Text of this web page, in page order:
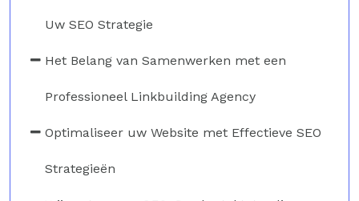
Uw SEO Strategie
Het Belang van Samenwerken met een
Professioneel Linkbuilding Agency
Optimaliseer uw Website met Effectieve SEO
Strategieën